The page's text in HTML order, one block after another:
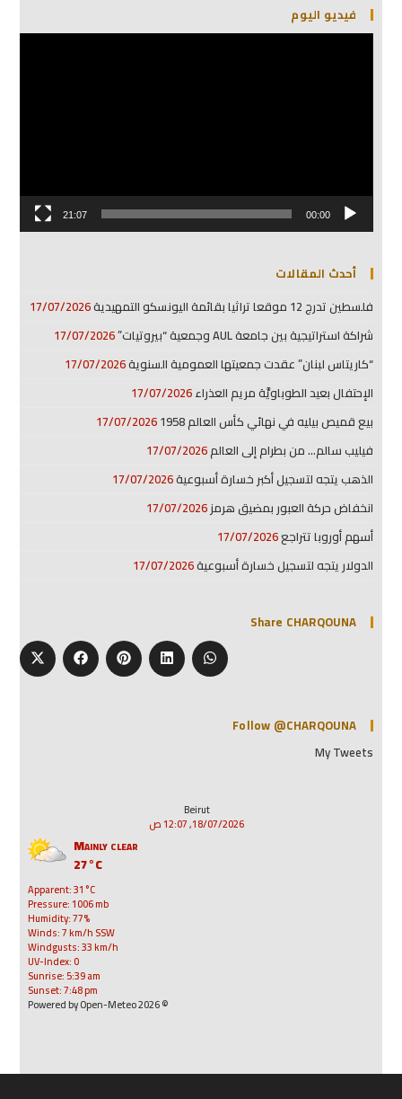
فيديو اليوم
مشغل
00:00
21:07
أحدث المقالات
فلسطين تدرج 12 موقعا تراثيا بقائمة اليونسكو التمهيدية
17/07/2026
شراكة استراتيجية بين جامعة AUL وجمعية “بيروتيات”
17/07/2026
“كاريتاس لبنان” عقدت جمعيتها العمومية السنوية17/07/2026
الإحتفال بعيد الطوباويَّة مريم العذراء17/07/2026
بيع قميص بيليه في نهائي كأس العالم 1958
17/07/2026
فيليب سالم… من بطرام إلى العالم17/07/2026
الذهب يتجه لتسجيل أكبر خسارة أسبوعية17/07/2026
انخفاض حركة العبور بمضيق هرمز17/07/2026
أسهم أوروبا تتراجع17/07/2026
الدولار يتجه لتسجيل خسارة أسبوعية17/07/2026
Share CHARQOUNA
Follow @CHARQOUNA
My Tweets
Beirut
18/07/2026, 12:07 ص
Mainly clear
27°C
Apparent: 31°C
Pressure: 1006 mb
Humidity: 77%
Winds: 7 km/h SSW
Windgusts: 33 km/h
UV-Index: 0
Sunrise: 5:39 am
Sunset: 7:48 pm
© 2026 Powered by Open-Meteo